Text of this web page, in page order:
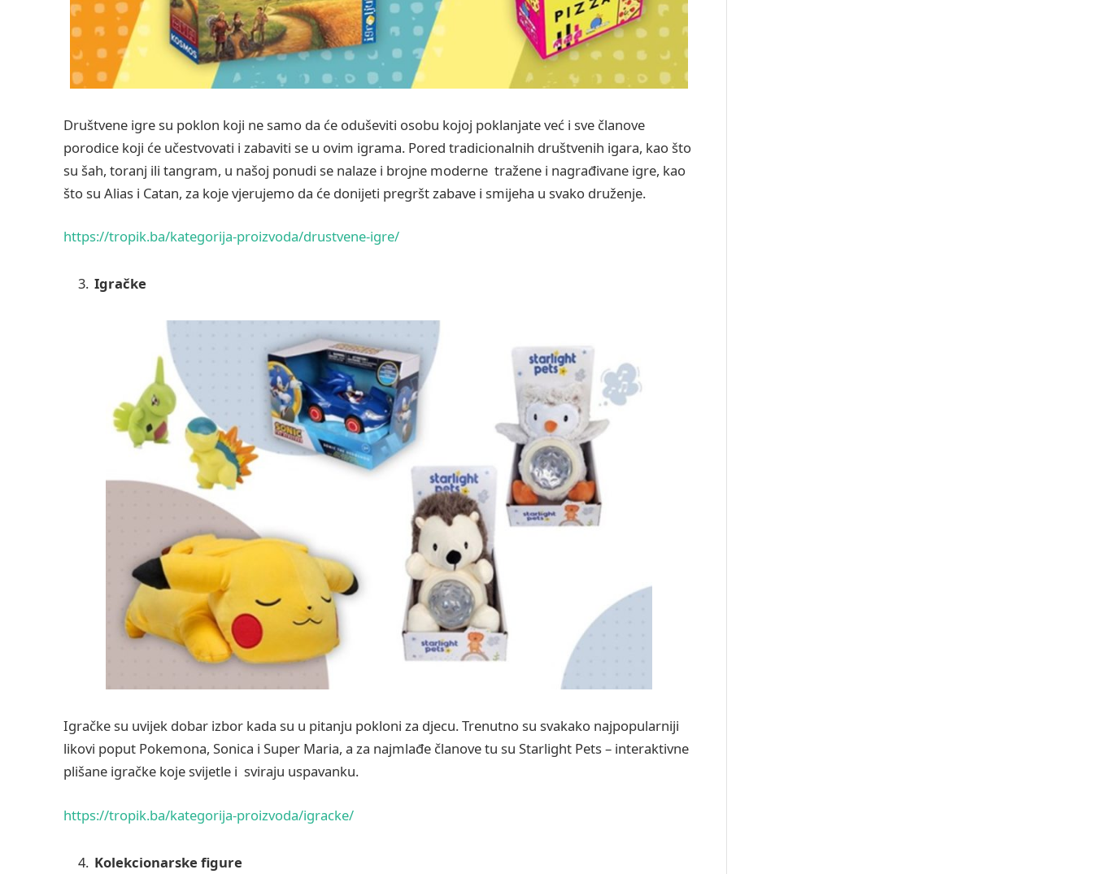
Društvene igre su poklon koji ne samo da će oduševiti osobu kojoj poklanjate već i sve članove
porodice koji će učestvovati i zabaviti se u ovim igrama. Pored tradicionalnih društvenih igara, kao što
su šah, toranj ili tangram, u našoj ponudi se nalaze i brojne moderne tražene i nagrađivane igre, kao
što su Alias i Catan, za koje vjerujemo da će donijeti pregršt zabave i smijeha u svako druženje.
https://tropik.ba/kategorija-proizvoda/drustvene-igre/
Igračke
Igračke su uvijek dobar izbor kada su u pitanju pokloni za djecu. Trenutno su svakako najpopularniji
likovi poput Pokemona, Sonica i Super Maria, a za najmlađe članove tu su Starlight Pets – interaktivne
plišane igračke koje svijetle i sviraju uspavanku.
https://tropik.ba/kategorija-proizvoda/igracke/
Kolekcionarske figure